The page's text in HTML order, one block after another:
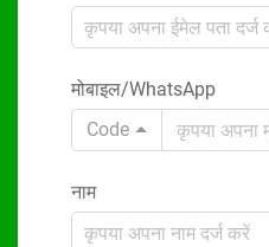
मोबाइल/WhatsApp
Code
नाम